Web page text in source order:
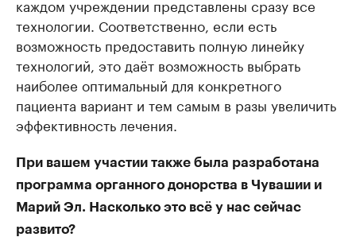
каждом учреждении представлены сразу все
технологии. Соответственно, если есть
возможность предоставить полную линейку
технологий, это даёт возможность выбрать
наиболее оптимальный для конкретного
пациента вариант и тем самым в разы увеличить
эффективность лечения.
При вашем участии также была разработана
программа органного донорства в Чувашии и
Марий Эл. Насколько это всё у нас сейчас
развито?